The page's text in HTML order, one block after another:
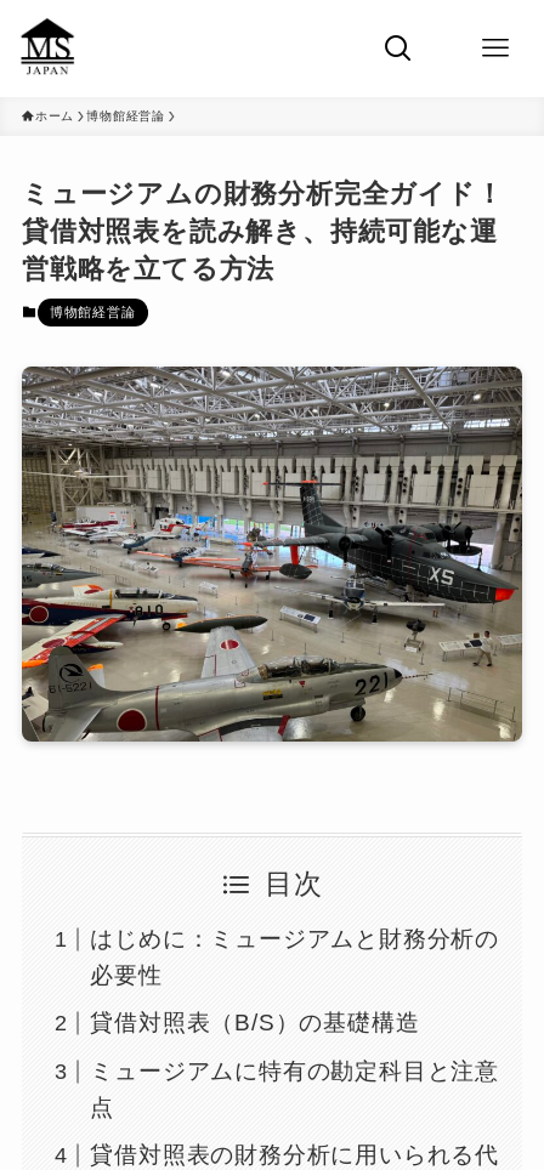
ホーム 博物館経営論
ミュージアムの財務分析完全ガイド！
貸借対照表を読み解き、持続可能な運
営戦略を立てる方法
博物館経営論
目次
はじめに：ミュージアムと財務分析の
必要性
貸借対照表（B/S）の基礎構造
ミュージアムに特有の勘定科目と注意
点
貸借対照表の財務分析に用いられる代